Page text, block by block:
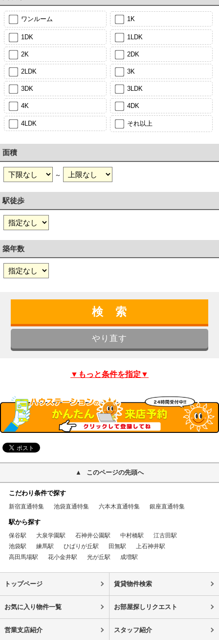
ワンルーム 1K
1DK 1LDK
2K 2DK
2LDK 3K
3DK 3LDK
4K 4DK
4LDK それ以上
面積
～
駅徒歩
築年数
▼もっと条件を指定▼
このページの先頭へ
こだわり条件で探す
新宿直通特集 池袋直通特集 六本木直通特集 銀座直通特集
駅から探す
保谷駅 大泉学園駅 石神井公園駅 中村橋駅
江古田駅
池袋駅
練馬駅 ひばりが丘駅 田無駅
上石神井駅
高田馬場駅
花小金井駅 光が丘駅 成増駅
トップページ 賃貸物件検索
お気に入り物件一覧 お部屋探しリクエスト
営業支店紹介 スタッフ紹介